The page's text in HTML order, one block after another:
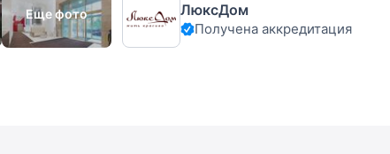
Еще фото ЛюксДом
Получена аккредитация